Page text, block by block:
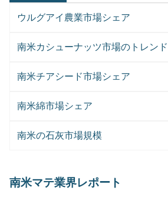
ウルグアイ農業市場シェア
南米カシューナッツ市場のトレンド
南米チアシード市場シェア
南米綿市場シェア
南米の石灰市場規模
南米マテ業界レポート